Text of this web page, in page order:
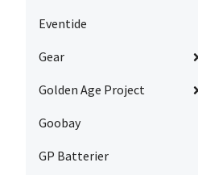
Eventide
Gear
Golden Age Project
Goobay
GP Batterier